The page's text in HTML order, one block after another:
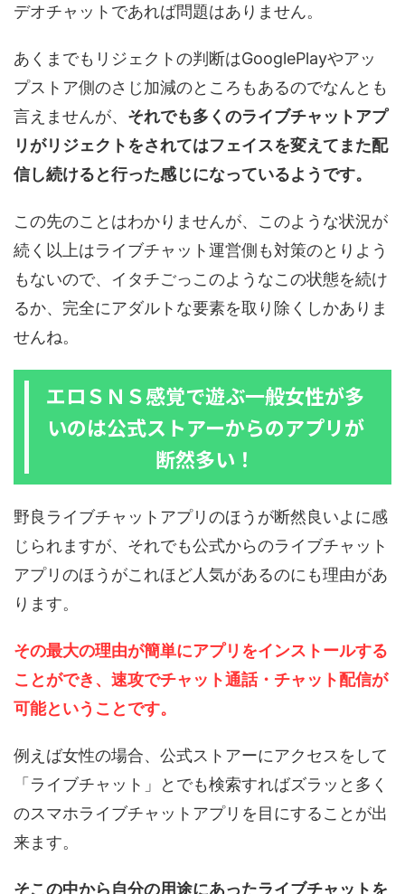
デオチャットであれば問題はありません。
あくまでもリジェクトの判断はGooglePlayやアッ
プストア側のさじ加減のところもあるのでなんとも
言えませんが、 それでも多くのライブチャットアプ
リがリジェクトをされてはフェイスを変えてまた配
信し続けると行った感じになっているようです。
この先のことはわかりませんが、このような状況が
続く以上はライブチャット運営側も対策のとりよう
もないので、イタチごっこのようなこの状態を続け
るか、完全にアダルトな要素を取り除くしかありま
せんね。
エロＳＮＳ感覚で遊ぶ一般女性が多
いのは公式ストアーからのアプリが
断然多い！
野良ライブチャットアプリのほうが断然良いよに感
じられますが、それでも公式からのライブチャット
アプリのほうがこれほど人気があるのにも理由があ
ります。
その最大の理由が簡単にアプリをインストールする
ことができ、速攻でチャット通話・チャット配信が
可能ということです。
例えば女性の場合、公式ストアーにアクセスをして
「ライブチャット」とでも検索すればズラッと多く
のスマホライブチャットアプリを目にすることが出
来ます。
そこの中から自分の用途にあったライブチャットを